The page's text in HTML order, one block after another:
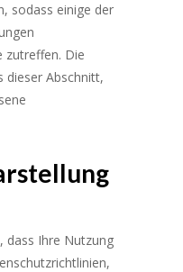
sodass einige der
zutreffen. Die
dieser Abschnitt,
dass Ihre Nutzung